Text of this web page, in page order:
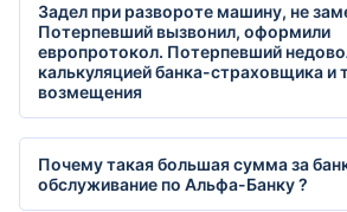
Задел при развороте машину, не
Потерпевший вызвонил, оформили
европротокол. Потерпевший
калькуляцией банка-страховщика и
возмещения
Почему такая большая сумма за
обслуживание по Альфа-Банку ?